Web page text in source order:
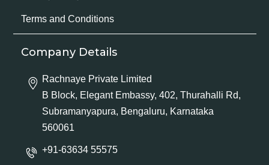
Terms and Conditions
Company Details
Rachnaye Private Limited
B Block, Elegant Embassy, 402, Thurahalli Rd,
Subramanyapura, Bengaluru, Karnataka
560061
+91-63634 55575